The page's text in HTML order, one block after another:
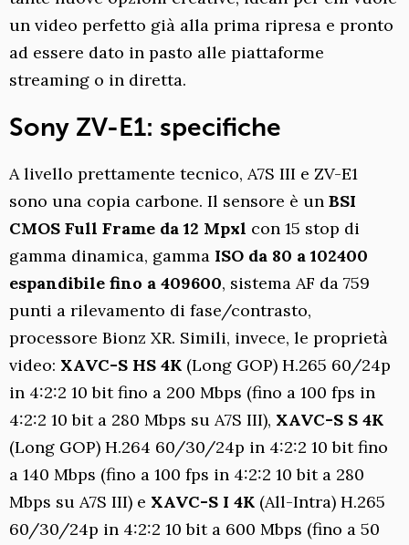
un video perfetto già alla prima ripresa e pronto
ad essere dato in pasto alle piattaforme
streaming o in diretta.
Sony ZV-E1: specifiche
A livello prettamente tecnico, A7S III e ZV-E1
sono una copia carbone. Il sensore è un BSI
CMOS Full Frame da 12 Mpxl con 15 stop di
gamma dinamica, gamma ISO da 80 a 102400
espandibile fino a 409600, sistema AF da 759
punti a rilevamento di fase/contrasto,
processore Bionz XR. Simili, invece, le proprietà
video: XAVC-S HS 4K (Long GOP) H.265 60/24p
in 4:2:2 10 bit fino a 200 Mbps (fino a 100 fps in
4:2:2 10 bit a 280 Mbps su A7S III), XAVC-S S 4K
(Long GOP) H.264 60/30/24p in 4:2:2 10 bit fino
a 140 Mbps (fino a 100 fps in 4:2:2 10 bit a 280
Mbps su A7S III) e XAVC-S I 4K (All-Intra) H.265
60/30/24p in 4:2:2 10 bit a 600 Mbps (fino a 50